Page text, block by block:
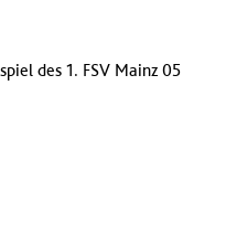
des 1. FSV Mainz 05